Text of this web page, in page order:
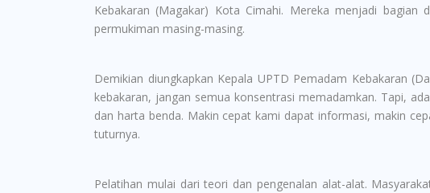
Kebakaran (Magakar) Kota Cimahi. Mereka menjadi bagian
permukiman masing-masing.
Demikian diungkapkan Kepala UPTD Pemadam Kebakaran
kebakaran, jangan semua konsentrasi memadamkan. Tapi,
dan harta benda. Makin cepat kami dapat informasi, makin
tuturnya.
Pelatihan mulai dari teori dan pengenalan alat-alat.